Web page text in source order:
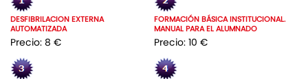
DESFIBRILACION EXTERNA
AUTOMATIZADA
Precio: 8 €
FORMACIÓN BÁSICA INSTITUCIONAL.
MANUAL PARA EL ALUMNADO
Precio: 10 €